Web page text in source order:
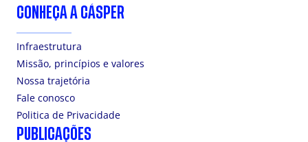
CONHEÇA A CÁSPER
Infraestrutura
Missão, princípios e valores
Nossa trajetória
Fale conosco
Politica de Privacidade
PUBLICAÇÕES